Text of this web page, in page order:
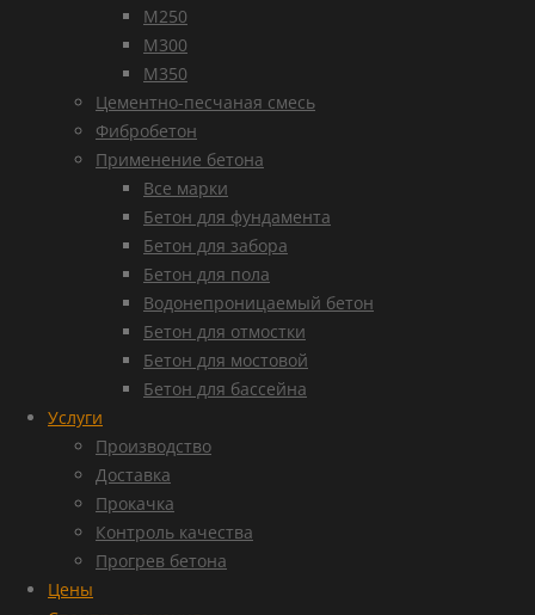
М250
М300
М350
Цементно-песчаная смесь
Фибробетон
Применение бетона
Все марки
Бетон для фундамента
Бетон для забора
Бетон для пола
Водонепроницаемый бетон
Бетон для отмостки
Бетон для мостовой
Бетон для бассейна
Услуги
Производство
Доставка
Прокачка
Контроль качества
Прогрев бетона
Цены